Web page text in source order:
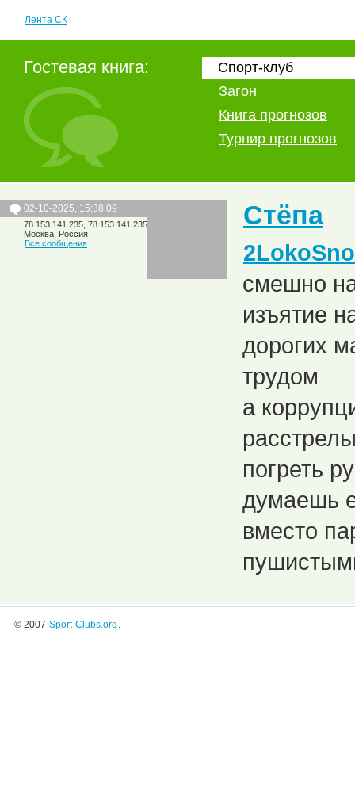
Лента СК
Гостевая книга:
Спорт-клуб
Загон
Книга прогнозов
Турнир прогнозов
02-10-2025, 15:38:09
78.153.141.235, 78.153.141.235
Москва, Россия
Все сообщения
Стёпа
смешно
изъятие
дорогих
трудом
а
погреть
думаешь
вместо
© 2007 Sport-Clubs.org .